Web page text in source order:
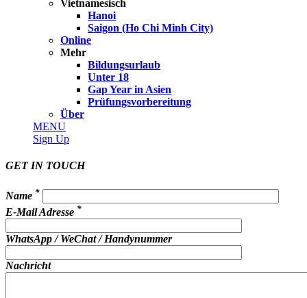
Vietnamesisch
Hanoi
Saigon (Ho Chi Minh City)
Online
Mehr
Bildungsurlaub
Unter 18
Gap Year in Asien
Prüfungsvorbereitung
Über
MENU
Sign Up
GET IN TOUCH
Name *
E-Mail Adresse *
WhatsApp / WeChat / Handynummer
Nachricht